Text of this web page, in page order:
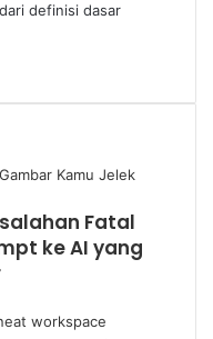
definisi dasar
Fatal
ke AI yang